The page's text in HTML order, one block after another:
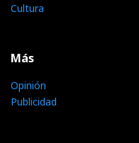
Cultura
Más
Opinión
Publicidad